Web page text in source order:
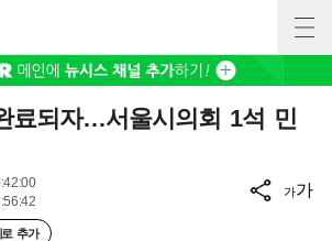
료되자…서울시의회 1석 민
추가
가가